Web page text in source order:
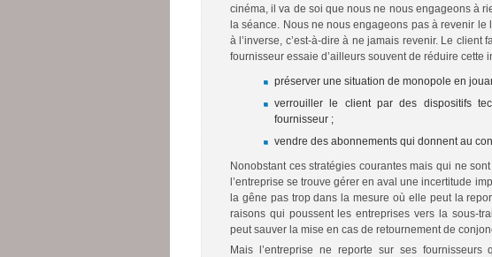
cinéma, il va de soi que nous ne nous engageons à
la séance. Nous ne nous engageons pas à revenir
à l’inverse, c’est-à-dire à ne jamais revenir. Le
fournisseur essaie d’ailleurs souvent de réduire cette
préserver une situation de monopole en
verrouiller le client par des dispositifs
fournisseur ;
vendre des abonnements qui donnent au
Nonobstant ces stratégies courantes mais qui ne
l’entreprise se trouve gérer en aval une incertitude
la gêne pas trop dans la mesure où elle peut la
raisons qui poussent les entreprises vers la sous-
peut sauver la mise en cas de retournement de
Mais l’entreprise ne reporte sur ses fournisseurs